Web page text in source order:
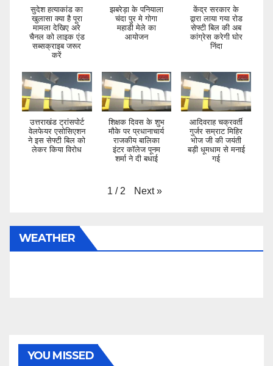
सुदेश हत्याकांड का
खुलासा क्या है पूरा
मामला देखिए अरे
चैनल को लाइक एंड
सब्सक्राइब जरूर
करें
झबरेड़ा के पनियाला
चंदा पुर मे गोगा
महाडी मेले का
आयोजन
केंद्र सरकार के
द्वारा लाया गया रोड
सेफ्टी बिल की अब
कांग्रेस करेगी घोर
निंदा
उत्तराखंड ट्रांसपोर्ट
वेलफेयर एसोसिएशन
ने इस सेफ्टी बिल को
लेकर किया विरोध
शिक्षक दिवस के शुभ
मौके पर प्रधानाचार्य
राजकीय बालिका
इंटर कॉलेज पूनम
शर्मा ने दी बधाई
आदिवराह चक्रवर्ती
गुर्जर सम्राट मिहिर
भोज जी की जयंती
बड़ी धूमधाम से मनाई
गई
1 / 2 Next »
WEATHER
YOU MISSED